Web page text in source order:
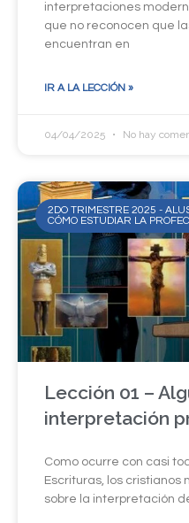
interpretaciones
que no reconocen que
encuentran en
IR A LA LECCIÓN »
04/04/2025 No hay
2DO TRIMESTRE 2025 -
CÓMO ESTUDIAR LA
Lección 01 –
interpretación
Como ocurre con casi
Escrituras, los cristianos
sobre la interpretación